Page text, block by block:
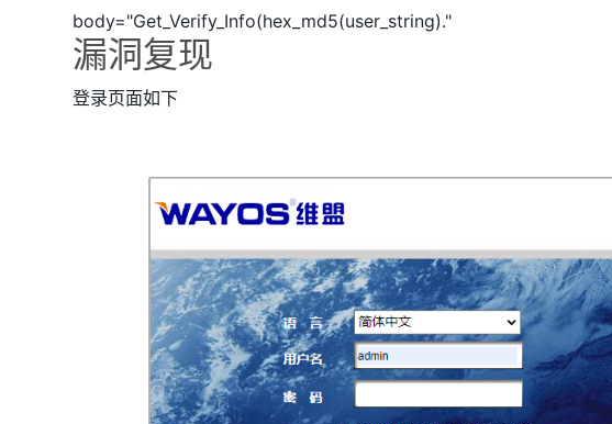
body="Get_Verify_Info(hex_md5(user_string)."
漏洞复现
登录页面如下